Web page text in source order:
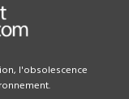
l'obsolescence